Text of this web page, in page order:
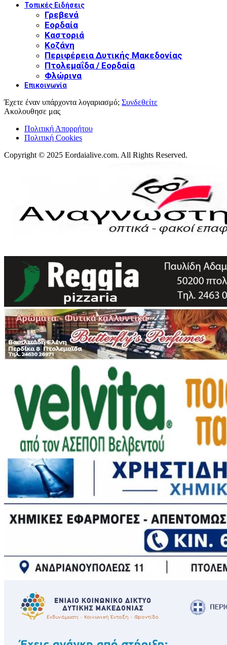
Τοπικές Ειδήσεις
Γρεβενά
Εορδαία
Καστοριά
Κοζάνη
Περιφέρεια Δυτικής Μακεδονίας
Πτολεμαΐδα / Εορδαία
Φλώρινα
Επικοινωνία
Έχετε έναν υπάρχοντα λογαριασμό; Συνδεθείτε
Ακολουθησε μας
Πολιτική Απορρήτου
Πολιτική Cookies
Copyright © 2025 Eordaialive.com. All Rights Reserved.